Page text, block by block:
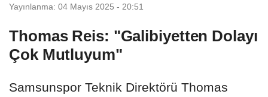
Yayınlanma: 04 Mayıs 2025 - 20:51
Thomas Reis: "Galibiyetten Dolayı
Çok Mutluyum"
​​​​​​​Samsunspor Teknik Direktörü Thomas